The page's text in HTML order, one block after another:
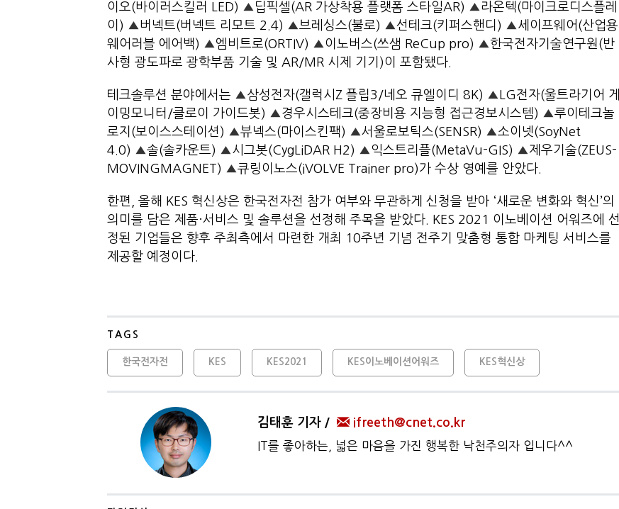
이오(바이러스킬러 LED) ▲ 딥픽셀(AR 가상착용 플랫폼 스타일AR) ▲라온텍(마이크로디스플레
이) ▲버넥트(버넥트 리모트 2.4) ▲브레싱스(불로) ▲선테크(키퍼스핸디) ▲세이프웨어(산업용
웨어러블 에어백) ▲엠비트로(ORTIV) ▲이노버스(쓰샘 ReCup pro) ▲한국전자기술연구원(반
사형 광도파로 광학부품 기술 및 AR/MR 시제 기기)이 포함됐다.
테크솔루션 분야에서는 ▲삼성전자(갤럭시Z 플립3/네오 큐엘이디 8K) ▲
LG전자(울트라기어 게
이밍모니터/클로이 가이드봇) ▲경우시스테크(중장비용 지능형 접근경보시스템) ▲루이테크놀
로지(보이스스테이션) ▲뷰넥스(마이스킨팩) ▲서울로보틱스(SENSR) ▲소이넷(SoyNet
4.0) ▲솔(솔카운트) ▲시그봇(CygLiDAR H2) ▲익스트리플(MetaVu-GIS) ▲제우기술(ZEUS-
MOVINGMAGNET) ▲큐링이노스(iVOLVE Trainer pro)가 수상 영예를 안았다.
한편, 올해 KES 혁신상은 한국전자전 참가 여부와 무관하게 신청을 받아 ‘새로운 변화와 혁신’의
의미를 담은 제품·서비스 및 솔루션을 선정해 주목을 받았다. KES 2021 이노베이션 어워즈에 선
정된 기업들은 향후 주최측에서 마련한 개최 10주년 기념 전주기 맞춤형 통합 마케팅 서비스를
제공할 예정이다.
TAGS
한국전자전 KES KES2021 KES이노베이션어워즈 KES혁신상
김태훈 기자 ifreeth@cnet.co.kr
IT를 좋아하는, 넓은 마음을 가진 행복한 낙천주의자 입니다^^